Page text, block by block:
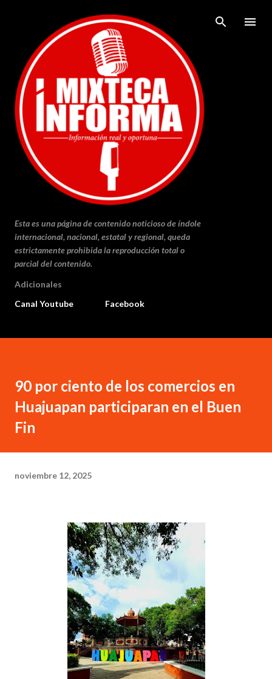
Ir al contenido principal
Esta es una página de contenido noticioso de índole
internacional, nacional, estatal y regional, queda
estrictamente prohibida la reproducción total o
parcial del contenido.
Adicionales
Canal Youtube
Facebook
90 por ciento de los comercios en
Huajuapan participaran en el Buen
Fin
noviembre 12, 2025